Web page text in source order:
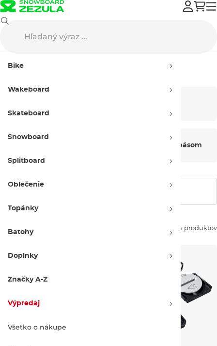
Bike
Wakeboard
Skateboard
Snowboard
Splitboard
Oblečenie
Topánky
Batohy
Doplnky
Značky A-Z
Výpredaj
Všetko o nákupe
Doplnky na splitboard
Doplňky k pásom
Zoradiť podľa: 34 produktov